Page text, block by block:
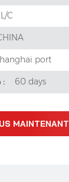
C
port
: 60 days
MAINTENANT